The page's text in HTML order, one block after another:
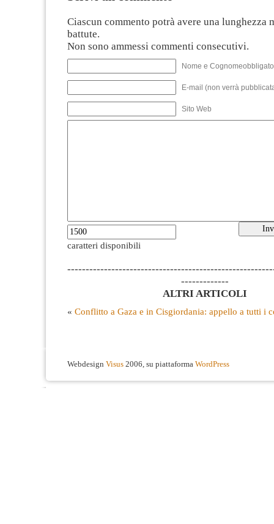
Ciascun commento potrà avere una lunghezza
battute.
Non sono ammessi commenti consecutivi.
Nome e
E-mail (non verrà
Sito Web
caratteri disponibili
-------------
ALTRI ARTICOLI
« Conflitto a Gaza e in Cisgiordania: appello a tutti i
Webdesign Visus 2006, su piattaforma WordPress